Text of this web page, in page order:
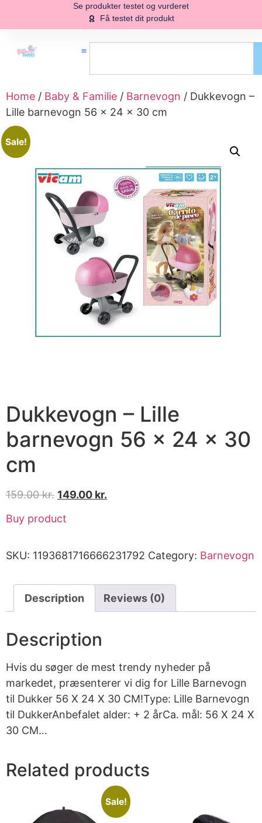
Se produkter testet og vurderet
Få testet dit produkt
Home / Baby & Familie / Barnevogn / Dukkevogn –
Lille barnevogn 56 × 24 × 30 cm
Sale!
Dukkevogn – Lille
barnevogn 56 × 24 × 30
cm
159.00kr. 149.00 kr.
Buy product
SKU: 1193681716666231792 Category: Barnevogn
Description Reviews (0)
Description
Hvis du søger de mest trendy nyheder på
markedet, præsenterer vi dig for Lille Barnevogn
til Dukker 56 X 24 X 30 CM!Type: Lille Barnevogn
til DukkerAnbefalet alder: + 2 årCa. mål: 56 X 24 X
30 CM…
Related products
Sale!